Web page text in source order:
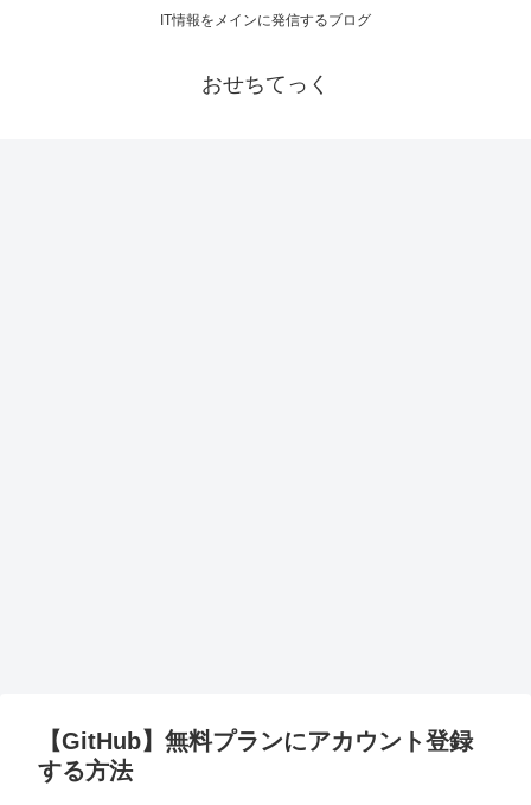
IT情報をメインに発信するブログ
おせちてっく
【GitHub】無料プランにアカウント登録
する方法